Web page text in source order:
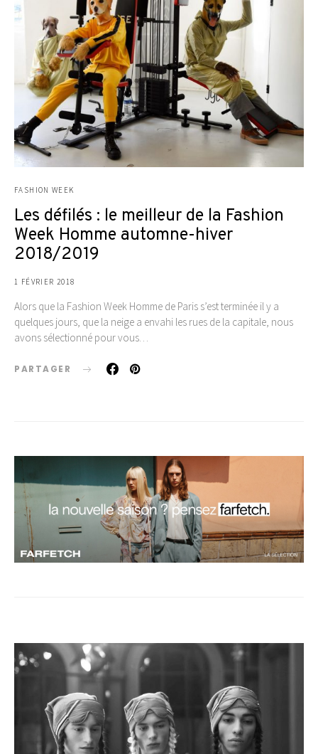
FASHION WEEK
Les défilés : le meilleur de la Fashion
Week Homme automne-hiver
2018/2019
1 FÉVRIER 2018
Alors que la Fashion Week Homme de Paris s’est terminée il y a
quelques jours, que la neige a envahi les rues de la capitale, nous
avons sélectionné pour vous…
PARTAGER